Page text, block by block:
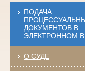
ПОДАЧА
ДОКУМЕНТОВ В
ЭЛЕКТРОННОМ
О СУДЕ